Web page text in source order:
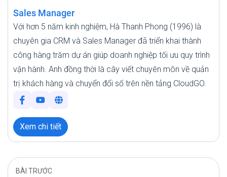
Sales Manager
Với hơn 5 năm kinh nghiệm, Hà Thanh Phong (1996) là
chuyên gia CRM và Sales Manager đã triển khai thành
công hàng trăm dự án giúp doanh nghiệp tối ưu quy trình
vận hành. Anh đồng thời là cây viết chuyên môn về quản
trị khách hàng và chuyển đổi số trên nền tảng CloudGO.
Xem chi tiết
BÀI TRƯỚC